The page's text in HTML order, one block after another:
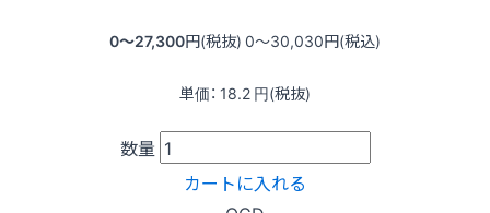
0〜27,300円(税抜) 0〜30,030円(税込)
単価： 18.2 円(税抜)
数量
カートに入れる